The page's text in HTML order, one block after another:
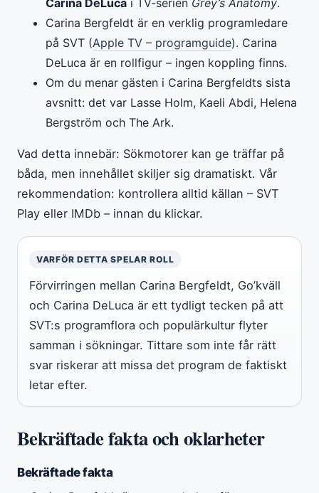
Carina Bergfeldt är en verklig programledare
på SVT (Apple TV – programguide). Carina
DeLuca är en rollfigur – ingen koppling finns.
Om du menar gästen i Carina Bergfeldts sista
avsnitt: det var Lasse Holm, Kaeli Abdi, Helena
Bergström och The Ark.
Vad detta innebär: Sökmotorer kan ge träffar på
båda, men innehållet skiljer sig dramatiskt. Vår
rekommendation: kontrollera alltid källan – SVT
Play eller IMDb – innan du klickar.
VARFÖR DETTA SPELAR ROLL
Förvirringen mellan Carina Bergfeldt, Go’kväll
och Carina DeLuca är ett tydligt tecken på att
SVT:s programflora och populärkultur flyter
samman i sökningar. Tittare som inte får rätt
svar riskerar att missa det program de faktiskt
letar efter.
Bekräftade fakta och oklarheter
Bekräftade fakta